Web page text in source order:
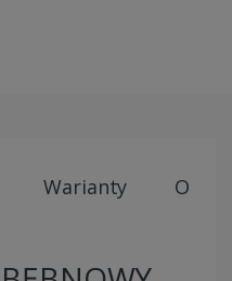
Warianty